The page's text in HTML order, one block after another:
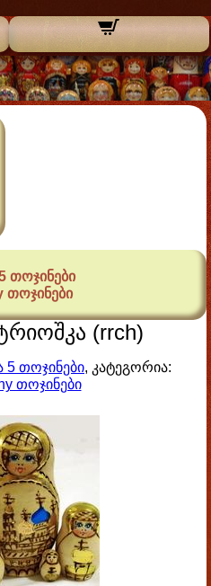
თოჯინები
თოჯინები
(rrch)
5 თოჯინები, კატეგორია:
თოჯინები